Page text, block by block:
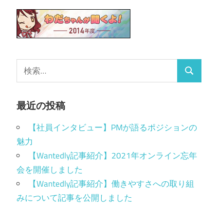
最近の投稿
【社員インタビュー】PMが語るポジションの
魅力
【Wantedly記事紹介】2021年オンライン忘年
会を開催しました
【Wantedly記事紹介】働きやすさへの取り組
みについて記事を公開しました